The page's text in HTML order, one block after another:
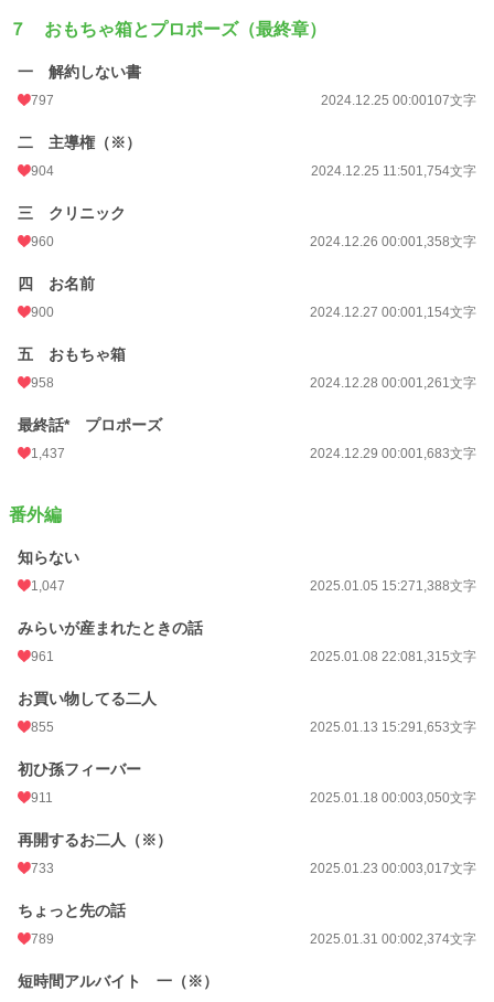
７ おもちゃ箱とプロポーズ（最終章）
一 解約しない書
797 2024.12.25 00:00107文字
二 主導権（※）
904 2024.12.25 11:501,754文字
三 クリニック
960 2024.12.26 00:001,358文字
四 お名前
900 2024.12.27 00:001,154文字
五 おもちゃ箱
958 2024.12.28 00:001,261文字
最終話* プロポーズ
1,437 2024.12.29 00:001,683文字
番外編
知らない
1,047 2025.01.05 15:271,388文字
みらいが産まれたときの話
961 2025.01.08 22:081,315文字
お買い物してる二人
855 2025.01.13 15:291,653文字
初ひ孫フィーバー
911 2025.01.18 00:003,050文字
再開するお二人（※）
733 2025.01.23 00:003,017文字
ちょっと先の話
789 2025.01.31 00:002,374文字
短時間アルバイト 一（※）